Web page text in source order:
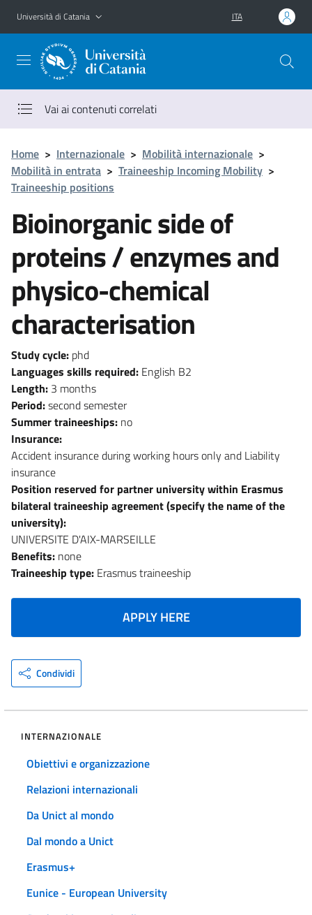
Vai al contenuto principale
Vai al menu di navigazione
Università di Catania ITA
Vai ai contenuti correlati
Home > Internazionale > Mobilità internazionale >
Mobilità in entrata > Traineeship Incoming Mobility >
Traineeship positions
Bioinorganic side of
proteins / enzymes and
physico-chemical
characterisation
Study cycle: phd
Languages skills required: English B2
Length: 3 months
Period:second semester
Summer traineeships: no
Insurance:
Accident insurance during working hours only and Liability
insurance
Position reserved for partner university within Erasmus
bilateral traineeship agreement (specify the name of the
university):
UNIVERSITE D'AIX-MARSEILLE
Benefits: none
Traineeship type: Erasmus traineeship
APPLY HERE
Condividi
INTERNAZIONALE
Obiettivi e organizzazione
Relazioni internazionali
Da Unict al mondo
Dal mondo a Unict
Erasmus+
Eunice - European University